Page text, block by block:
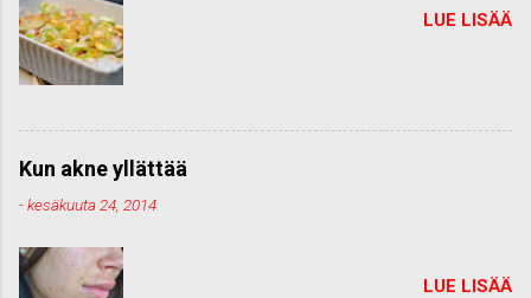
LUE LISÄÄ
Kun akne yllättää
-kesäkuuta 24, 2014
LUE LISÄÄ